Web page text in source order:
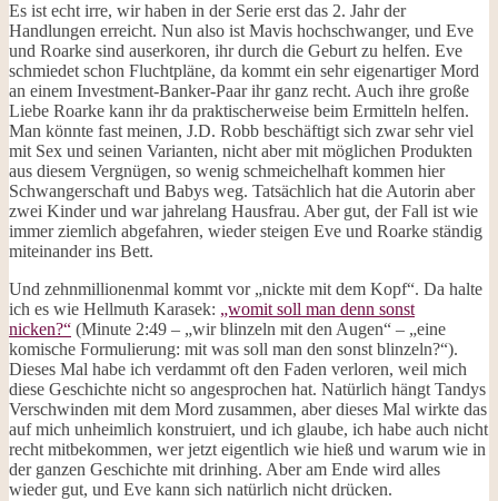
Es ist echt irre, wir haben in der Serie erst das 2. Jahr der
Handlungen erreicht. Nun also ist Mavis hochschwanger, und Eve
und Roarke sind auserkoren, ihr durch die Geburt zu helfen. Eve
schmiedet schon Fluchtpläne, da kommt ein sehr eigenartiger Mord
an einem Investment-Banker-Paar ihr ganz recht. Auch ihre große
Liebe Roarke kann ihr da praktischerweise beim Ermitteln helfen.
Man könnte fast meinen, J.D. Robb beschäftigt sich zwar sehr viel
mit Sex und seinen Varianten, nicht aber mit möglichen Produkten
aus diesem Vergnügen, so wenig schmeichelhaft kommen hier
Schwangerschaft und Babys weg. Tatsächlich hat die Autorin aber
zwei Kinder und war jahrelang Hausfrau. Aber gut, der Fall ist wie
immer ziemlich abgefahren, wieder steigen Eve und Roarke ständig
miteinander ins Bett.
Und zehnmillionenmal kommt vor „nickte mit dem Kopf“. Da halte
ich es wie Hellmuth Karasek: „womit soll man denn sonst
nicken?“ (Minute 2:49 – „wir blinzeln mit den Augen“ – „eine
komische Formulierung: mit was soll man den sonst blinzeln?“).
Dieses Mal habe ich verdammt oft den Faden verloren, weil mich
diese Geschichte nicht so angesprochen hat. Natürlich hängt Tandys
Verschwinden mit dem Mord zusammen, aber dieses Mal wirkte das
auf mich unheimlich konstruiert, und ich glaube, ich habe auch nicht
recht mitbekommen, wer jetzt eigentlich wie hieß und warum wie in
der ganzen Geschichte mit drinhing. Aber am Ende wird alles
wieder gut, und Eve kann sich natürlich nicht drücken.